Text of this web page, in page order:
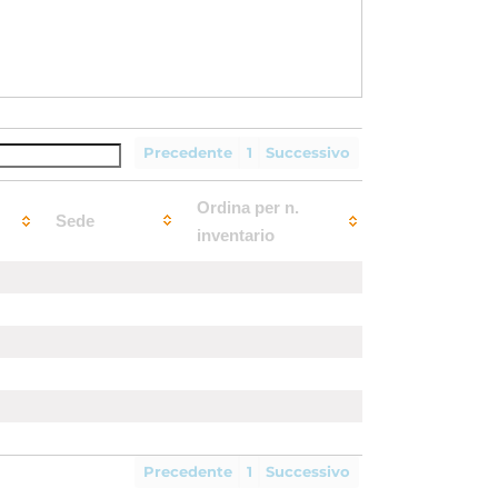
Precedente 1 Successivo
Sede
Ordina per n.
inventario
Precedente 1 Successivo